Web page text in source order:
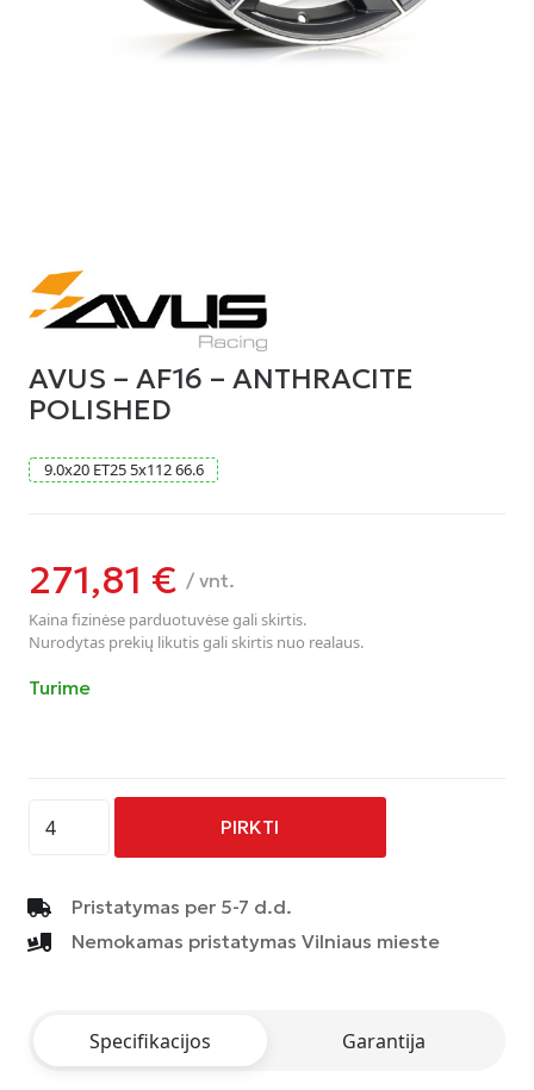
AVUS – AF16 – ANTHRACITE
POLISHED
9.0x20 ET25 5x11266.6
271,81 € / vnt.
Kaina fizinėse parduotuvėse gali skirtis.
Nurodytas prekių likutis gali skirtis nuo realaus.
Turime
kiekis:
-
AF16
-
PIRKTI
Pristatymas per 5-7 d.d.
Nemokamas pristatymas Vilniaus mieste
Specifikacijos Garantija